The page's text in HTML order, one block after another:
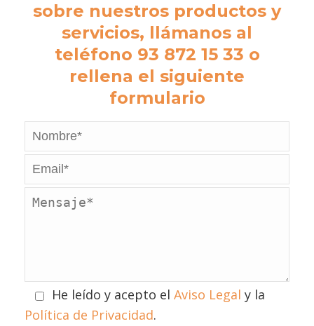
sobre nuestros productos y
servicios, llámanos al
teléfono 93 872 15 33 o
rellena el siguiente
formulario
He leído y acepto el Aviso Legal y la
Política de Privacidad.